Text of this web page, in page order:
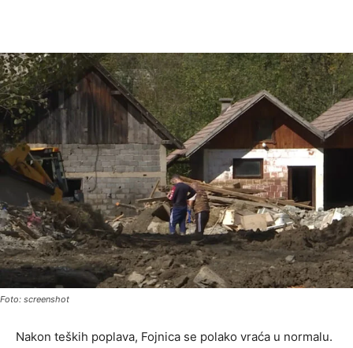
Foto: screenshot
Nakon teških poplava, Fojnica se polako vraća u normalu.